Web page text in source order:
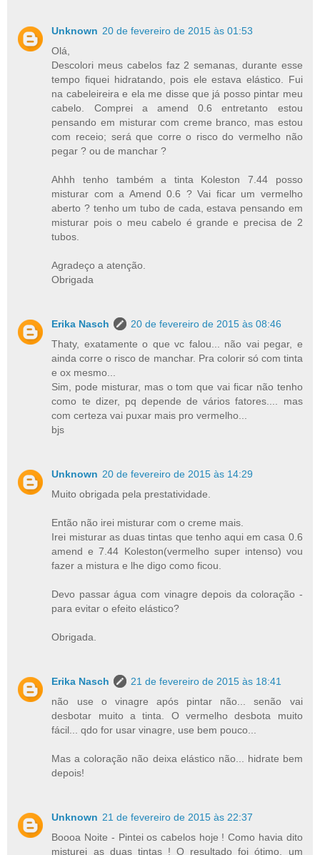
Unknown 20 de fevereiro de 2015 às 01:53
Olá,
Descolori meus cabelos faz 2 semanas, durante esse
tempo fiquei hidratando, pois ele estava elástico. Fui
na cabeleireira e ela me disse que já posso pintar meu
cabelo. Comprei a amend 0.6 entretanto estou
pensando em misturar com creme branco, mas estou
com receio; será que corre o risco do vermelho não
pegar ? ou de manchar ?
Ahhh tenho também a tinta Koleston 7.44 posso
misturar com a Amend 0.6 ? Vai ficar um vermelho
aberto ? tenho um tubo de cada, estava pensando em
misturar pois o meu cabelo é grande e precisa de 2
tubos.
Agradeço a atenção.
Obrigada
Erika Nasch
20 de fevereiro de 2015 às 08:46
Thaty, exatamente o que vc falou... não vai pegar, e
ainda corre o risco de manchar. Pra colorir só com tinta
e ox mesmo...
Sim, pode misturar, mas o tom que vai ficar não tenho
como te dizer, pq depende de vários fatores.... mas
com certeza vai puxar mais pro vermelho...
bjs
Unknown 20 de fevereiro de 2015 às 14:29
Muito obrigada pela prestatividade.
Então não irei misturar com o creme mais.
Irei misturar as duas tintas que tenho aqui em casa 0.6
amend e 7.44 Koleston(vermelho super intenso) vou
fazer a mistura e lhe digo como ficou.
Devo passar água com vinagre depois da coloração -
para evitar o efeito elástico?
Obrigada.
Erika Nasch
21 de fevereiro de 2015 às 18:41
não use o vinagre após pintar não... senão vai
desbotar muito a tinta. O vermelho desbota muito
fácil... qdo for usar vinagre, use bem pouco...
Mas a coloração não deixa elástico não... hidrate bem
depois!
Unknown 21 de fevereiro de 2015 às 22:37
Boooa Noite - Pintei os cabelos hoje ! Como havia dito
misturei as duas tintas ! O resultado foi ótimo, um